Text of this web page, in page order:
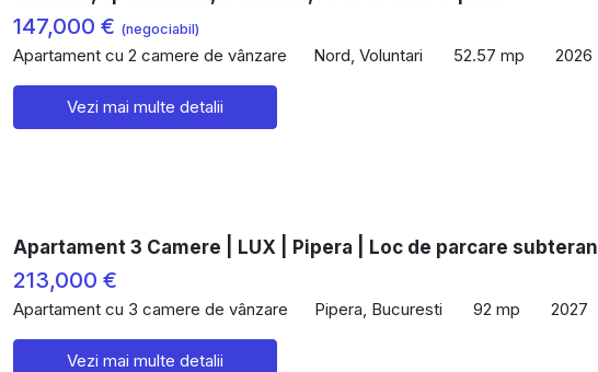
147,000 € (negociabil)
Apartament cu 2 camere de vânzare Nord, Voluntari 52.57 mp 2026
Vezi mai multe detalii
Apartament 3 Camere | LUX | Pipera | Loc de parcare subteran
213,000 €
Apartament cu 3 camere de vânzare Pipera, Bucuresti 92 mp 2027
Vezi mai multe detalii